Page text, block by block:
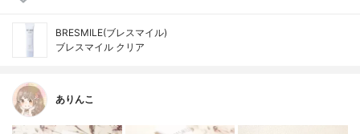
BRESMILE(ブレスマイル)
ブレスマイル クリア
ありんこ